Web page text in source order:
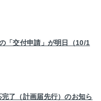
「交付申請」が明日（10/1
了（計画届先行）のお知ら